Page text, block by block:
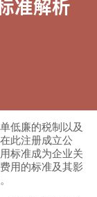
低廉的税制以及
此注册成立公
标准成为企业关
用的标准及其影